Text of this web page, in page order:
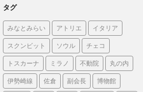
タグ
みなとみらい アトリエ イタリア
スクンビット ソウル チェコ
トスカーナ ミラノ 不動院 丸の内
伊勢崎線 佐倉 副会長 博物館